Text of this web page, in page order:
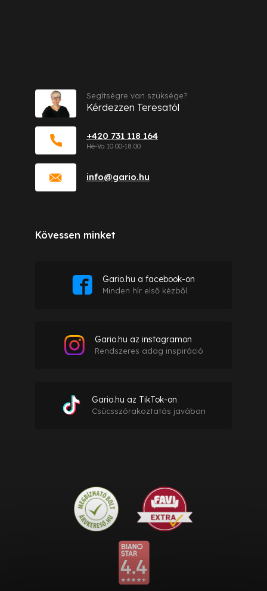
info@gario.hu
+420 731 118 164
Segítségre van szüksége?
Kérdezzen Teresatól
Kövessen minket
Gario.hu a facebook-on
Minden hír első kézből
Gario.hu az instagramon
Rendszeres adag inspiráció
Gario.hu az TikTok-on
Csúcsszórakoztatás javában